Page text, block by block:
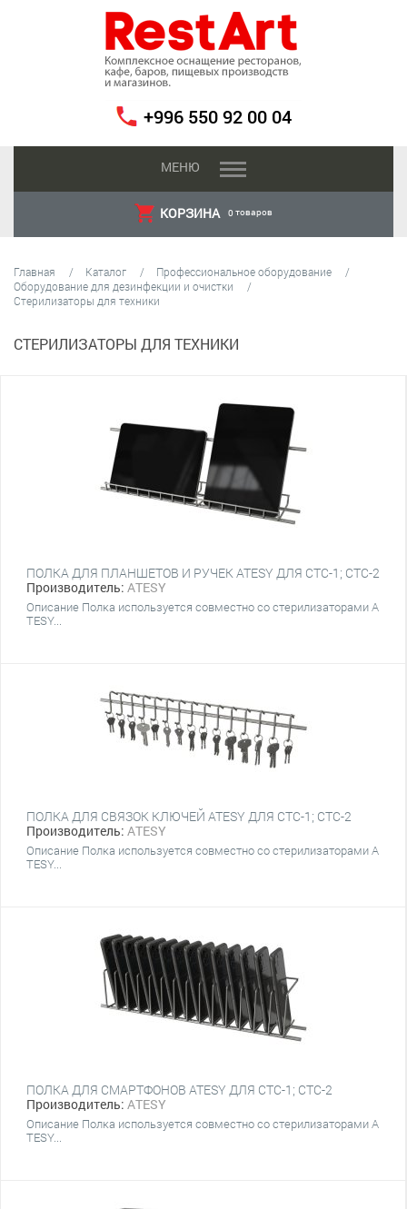
+996 550 92 00 04
МЕНЮ
КОРЗИНА 0 товаров
Главная Каталог
Профессиональное оборудование
Оборудование для дезинфекции и очистки
Стерилизаторы для техники
СТЕРИЛИЗАТОРЫ ДЛЯ ТЕХНИКИ
ПОЛКА ДЛЯ ПЛАНШЕТОВ И РУЧЕК ATESY ДЛЯ СТС-1; CТС-2
Производитель: ATESY
Описание Полка используется совместно со стерилизаторами A
TESY...
ПОЛКА ДЛЯ СВЯЗОК КЛЮЧЕЙ ATESY ДЛЯ СТС-1; CТС-2
Производитель: ATESY
Описание Полка используется совместно со стерилизаторами A
TESY...
ПОЛКА ДЛЯ СМАРТФОНОВ ATESY ДЛЯ СТС-1; CТС-2
Производитель: ATESY
Описание Полка используется совместно со стерилизаторами A
TESY...